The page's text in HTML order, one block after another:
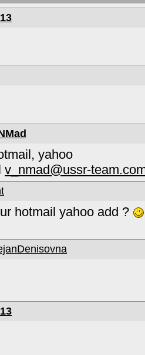
yahoo
v_nmad@ussr-
hotmail yahoo add ?